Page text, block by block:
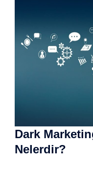
Dark
Nelerdir?